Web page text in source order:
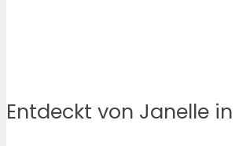
Entdeckt von Janelle